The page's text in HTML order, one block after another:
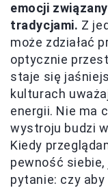
emocji
tradycjami. Z
może zdziałać
optycznie
staje się
kulturach
energii. Nie ma
wystroju budzi
Kiedy
pewność siebie,
pytanie: czy